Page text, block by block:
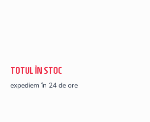
TOTUL ÎN STOC
expediem în 24 de ore